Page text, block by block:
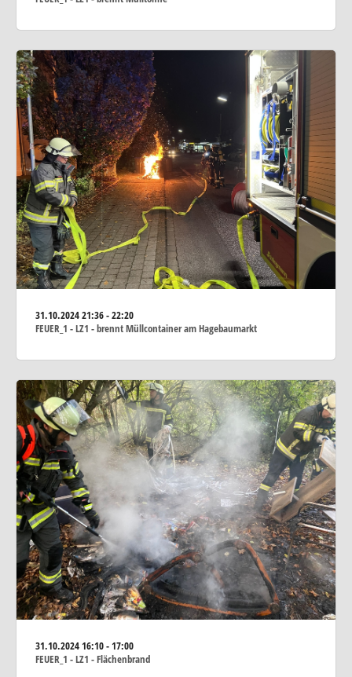
31.10.202421:36 - 22:20
FEUER_1 - LZ1 - brennt Müllcontainer am Hagebaumarkt
31.10.202416:10 - 17:00
FEUER_1 - LZ1 - Flächenbrand